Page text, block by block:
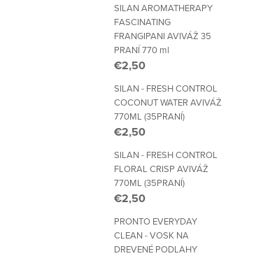
SILAN AROMATHERAPY
FASCINATING
FRANGIPANI AVIVÁŽ 35
PRANÍ 770 ml
€2,50
SILAN - FRESH CONTROL
COCONUT WATER AVIVÁŽ
770ML (35PRANÍ)
€2,50
SILAN - FRESH CONTROL
FLORAL CRISP AVIVÁŽ
770ML (35PRANÍ)
€2,50
PRONTO EVERYDAY
CLEAN - VOSK NA
DREVENÉ PODLAHY